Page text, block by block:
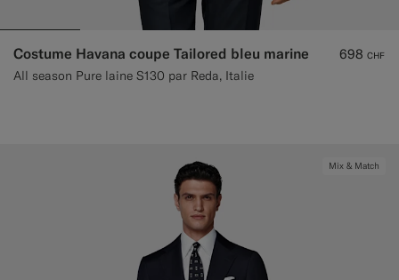
Costume Havana coupe Tailored bleu marine
All season Pure laine S130 par Reda, Italie
698 CHF
Mix & Match